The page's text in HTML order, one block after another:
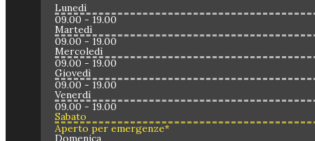
Lunedì
09.00 - 19.00
Martedì
09.00 - 19.00
Mercoledì
09.00 - 19.00
Giovedì
09.00 - 19.00
Venerdì
09.00 - 19.00
Sabato
Aperto per emergenze*
Domenica